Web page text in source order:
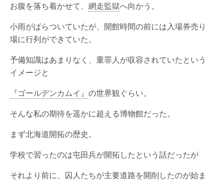
お腹を落ち着かせて、 網走監獄へ向かう。
小雨がぱらついていたが、開館時間の前には入場券売り
場に行列ができていた。
予備知識はあまりなく、重罪人が収容されていたという
イメージと
『ゴールデンカムイ』 の世界観ぐらい。
そんな私の期待を遥かに超える博物館だった。
まず北海道開拓の歴史。
学校で習ったのは屯田兵が開拓したという話だったが
それより前に、囚人たちが主要道路を開削したのが始ま